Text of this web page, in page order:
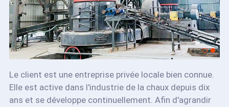
Français
Le client est une entreprise privée locale bien connue.
Elle est active dans l'industrie de la chaux depuis dix
ans et se développe continuellement. Afin d'agrandir